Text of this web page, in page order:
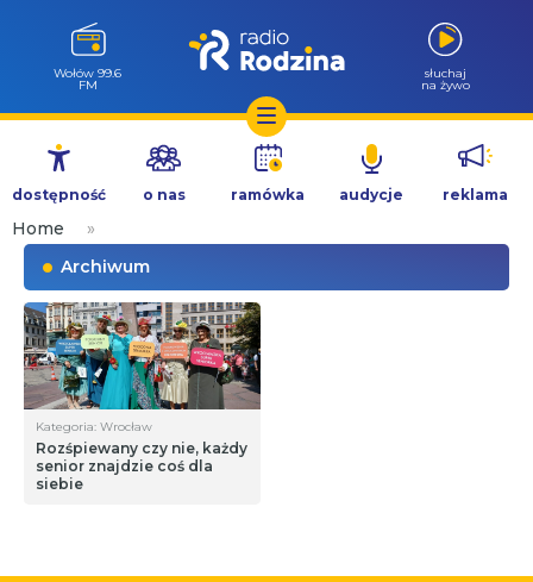
Przejdź
treści
Wołów 99.6
FM
słuchaj
na żywo
dostępność o nas ramówka audycje reklama
Home
»
Archiwum
Kategoria: Wrocław
Rozśpiewany czy nie, każdy
senior znajdzie coś dla
siebie